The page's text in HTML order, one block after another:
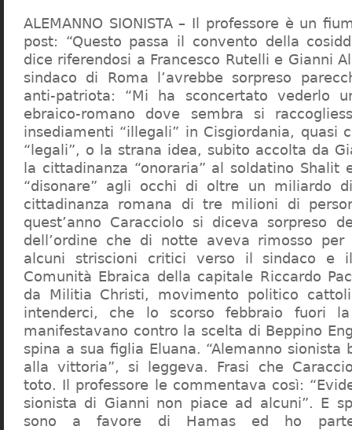
ALEMANNO SIONISTA – Il professore è un
post: “Questo passa il convento della
dice riferendosi a Francesco Rutelli e Gianni
sindaco di Roma l’avrebbe sorpreso
anti-patriota: “Mi ha sconcertato vederlo
ebraico-romano dove sembra si
insediamenti “illegali” in Cisgiordania, quasi
“legali”, o la strana idea, subito accolta da
la cittadinanza “onoraria” al soldatino Shalit
“disonare” agli occhi di oltre un miliardo
cittadinanza romana di tre milioni di
quest’anno Caracciolo si diceva sorpreso
dell’ordine che di notte aveva rimosso
alcuni striscioni critici verso il sindaco e
Comunità Ebraica della capitale Riccardo
da Militia Christi, movimento politico
intenderci, che lo scorso febbraio fuori
manifestavano contro la scelta di Beppino
spina a sua figlia Eluana. “Alemanno sionista
alla vittoria”, si leggeva. Frasi che
toto. Il professore le commentava così:
sionista di Gianni non piace ad alcuni”. E
sono a favore di Hamas ed ho